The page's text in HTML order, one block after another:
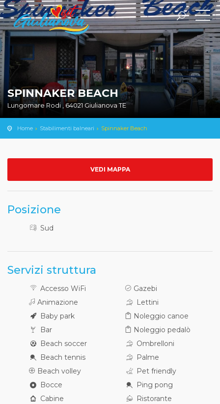
SPINNAKER BEACH
Lungomare Rodi , 64021 Giulianova TE
Home Stabilimenti balneari Spinnaker Beach
VEDI MAPPA
Posizione
Sud
Servizi struttura
Accesso WiFi
Animazione
Baby park
Bar
Beach soccer
Beach tennis
Beach volley
Bocce
Cabine
Gazebi
Lettini
Noleggio canoe
Noleggio pedalò
Ombrelloni
Palme
Pet friendly
Ping pong
Ristorante